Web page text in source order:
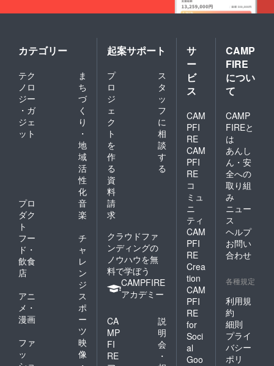
カテゴリー
テク
ノロ
ジー
・ガ
ジェ
ット
ま
ち
づ
く
り
・
地
域
活
性
化
プロ
ダク
ト
音
楽
フー
ド・
飲食
店
チ
ャ
レ
ン
ジ
アニ
メ・
漫画
ス
ポ
ー
ツ
ファ
ッ
映
像
起案サポート
プ
ロ
ジ
ェ
ク
ト
を
作
る
ス
タ
ッ
フ
に
相
談
す
る
資
料
請
求
クラウドファ
ンディングの
ノウハウを無
料で学ぼう
CAMPFIRE
アカデミー
CA
MP
FI
RE
説
明
会
・
サ
ー
ビ
ス
CAM
PFI
RE
CAM
PFI
RE
コ
ミュ
ニ
ティ
CAM
PFI
RE
Crea
tion
CAM
PFI
RE
for
Soci
al
Goo
CAMP
FIRE
につい
て
CAMP
FIREと
は
あんし
ん・安
全への
取り組
み
ニュー
ス
ヘルプ
お問い
合わせ
各種規定
利用規
約
細則
プライ
バシー
ポリ